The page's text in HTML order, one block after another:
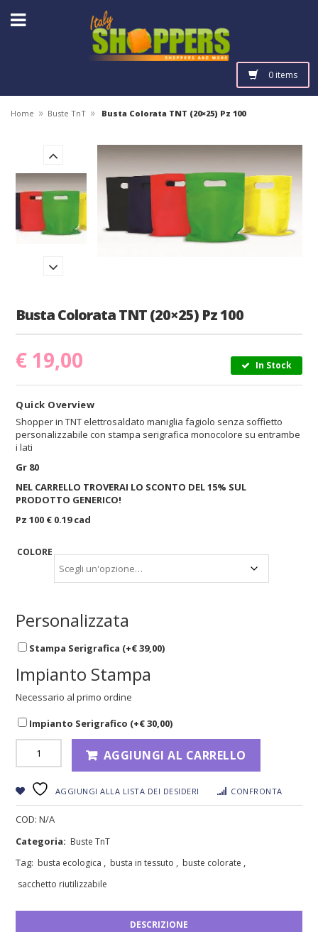
0 items
Home » Buste TnT » Busta Colorata TNT (20×25) Pz 100
Busta Colorata TNT (20×25) Pz 100
€ 19,00 In Stock
Quick Overview
Shopper in TNT elettrosaldato maniglia fagiolo senza soffietto
personalizzabile con stampa serigrafica monocolore su entrambe
i lati
Gr 80
NEL CARRELLO TROVERAI LO SCONTO DEL 15% SUL
PRODOTTO GENERICO!
Pz 100 € 0.19 cad
COLORE
Personalizzata
Stampa Serigrafica (+€39,00)
Impianto Stampa
Necessario al primo ordine
Impianto Serigrafico (+€30,00)
AGGIUNGI AL CARRELLO
AGGIUNGI ALLA LISTA DEI DESIDERI CONFRONTA
COD: N/A
Categoria: Buste TnT
Tag: busta ecologica , busta in tessuto , buste colorate ,
sacchetto riutilizzabile
DESCRIZIONE